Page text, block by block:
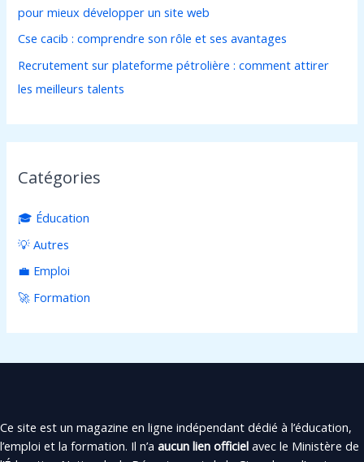
:pour mieux développer un site web
Cse cacib : comprendre son rôle et ses avantages
Recrutement sur plateforme pétrolière : comment attirer
les meilleurs talents
Catégories
🎓 Éducation
💡 Autres
💼 Emploi
🚀 Formation
Ce site est un magazine en ligne indépendant dédié à l’éducation,
l’emploi et la formation. Il n’a aucun lien officiel avec le Ministère de